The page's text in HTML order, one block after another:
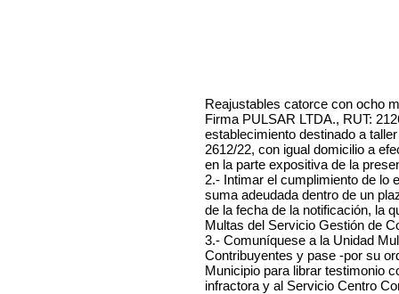
Reajustables catorce con ocho
Firma PULSAR LTDA., RUT:
establecimiento destinado a
2612/22, con igual domicilio a
en la parte expositiva de la
2.- Intimar el cumplimiento de lo
suma adeudada dentro de un
de la fecha de la notificación, la
Multas del Servicio Gestión de
3.- Comuníquese a la Unidad
Contribuyentes y pase -por su
Municipio para librar testimonio
infractora y al Servicio Centro